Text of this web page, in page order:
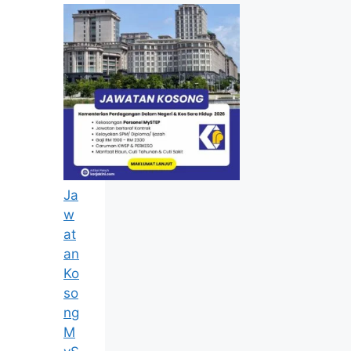
Ja
w
at
an
Ko
so
ng
M